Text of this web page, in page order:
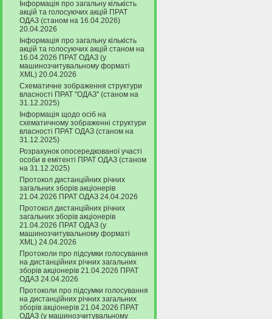
Інформація про загальну кількість
акцій та голосуючих акцій ПРАТ
ОДАЗ (станом на 16.04.2026)
20.04.2026
Інформація про загальну кількість
акцій та голосуючих акцій станом на
16.04.2026 ПРАТ ОДАЗ (у
машинозчитувальному форматі
XML) 20.04.2026
Схематичне зображення структури
власності ПРАТ "ОДАЗ" (станом на
31.12.2025)
Інформація щодо осіб на
схематичному зображенні структури
власності ПРАТ ОДАЗ (станом на
31.12.2025)
Розрахунок опосередкованої участі
особи в емітенті ПРАТ ОДАЗ (станом
на 31.12.2025)
Протокол дистанційних річних
загальних зборів акціонерів
21.04.2026 ПРАТ ОДАЗ 24.04.2026
Протокол дистанційних річних
загальних зборів акціонерів
21.04.2026 ПРАТ ОДАЗ (у
машинозчитувальному форматі
XML) 24.04.2026
Протоколи про підсумки голосування
на дистанційних річних загальних
зборів акціонерів 21.04.2026 ПРАТ
ОДАЗ 24.04.2026
Протоколи про підсумки голосування
на дистанційних річних загальних
зборів акціонерів 21.04.2026 ПРАТ
ОДАЗ (у машинозчитувальному